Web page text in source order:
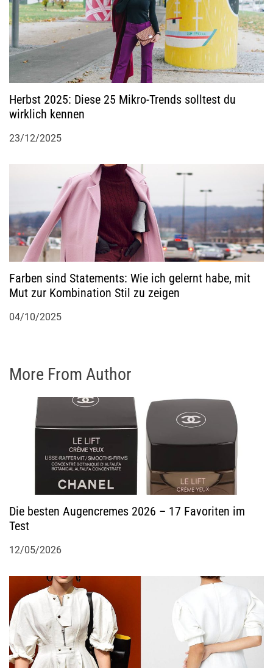
o
n
Herbst 2025: Diese 25 Mikro-Trends solltest du
wirklich kennen
23/12/2025
Farben sind Statements: Wie ich gelernt habe, mit
Mut zur Kombination Stil zu zeigen
04/10/2025
More From Author
Die besten Augencremes 2026 – 17 Favoriten im
Test
12/05/2026